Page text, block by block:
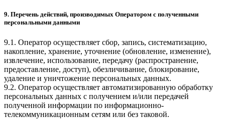
9. Перечень действий, производимых Оператором с полученными
персональными данными
9.1. Оператор осуществляет сбор, запись, систематизацию,
накопление, хранение, уточнение (обновление, изменение),
извлечение, использование, передачу (распространение,
предоставление, доступ), обезличивание, блокирование,
удаление и уничтожение персональных данных.
9.2. Оператор осуществляет автоматизированную обработку
персональных данных с получением и/или передачей
полученной информации по информационно-
телекоммуникационным сетям или без таковой.